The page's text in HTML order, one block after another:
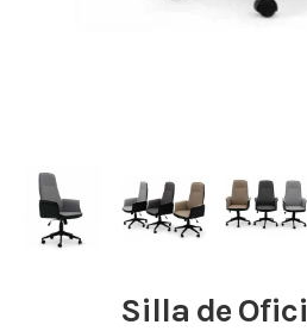
Silla de